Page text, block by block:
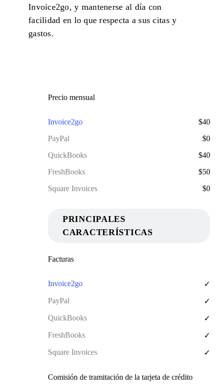
Invoice2go, y mantenerse al día con
facilidad en lo que respecta a sus citas y
gastos.
Precio mensual
$40
$0
$40
$50
$0
PRINCIPALES
CARACTERÍSTICAS
Facturas
✓
✓
✓
✓
✓
Comisión de tramitación de la tarjeta de crédito